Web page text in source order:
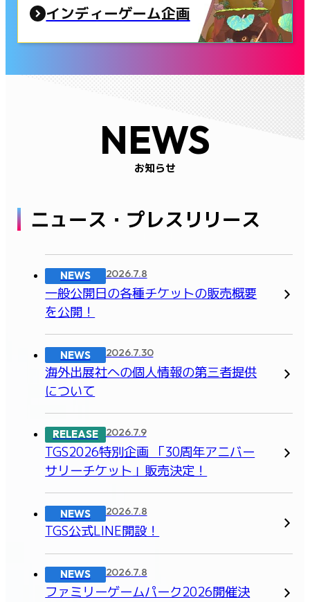
インディーゲーム企画
NEWS
お知らせ
ニュース・プレスリリース
NEWS 2026.7.8
一般公開日の各種チケットの販売概要
を公開！
NEWS 2026.7.30
海外出展社への個人情報の第三者提供
について
RELEASE 2026.7.9
TGS2026特別企画 「30周年アニバー
サリーチケット」販売決定！
NEWS 2026.7.8
TGS公式LINE開設！
NEWS 2026.7.8
ファミリーゲームパーク2026開催決